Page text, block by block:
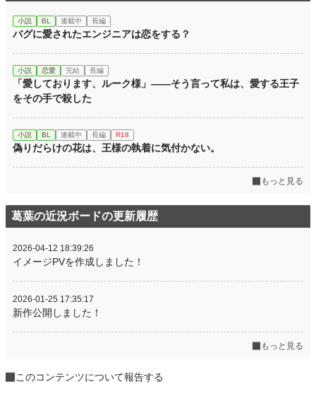
小説 BL 連載中 長編
バグに愛されたエンジニアは恋をする？
小説 恋愛 完結 長編
「愛しております、ルーク様」――そう言って私は、愛する王子
をその手で殺した
小説 BL 連載中 長編 R18
偽りだらけの花は、王様の執着に気付かない。
もっと見る
葛葉の近況ボードの更新履歴
2026-04-12 18:39:26
イメージPVを作成しました！
2026-01-25 17:35:17
新作公開しました！
もっと見る
このコンテンツについて報告する